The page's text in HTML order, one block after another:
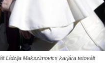
Lídzija Makszimovics karjára tetovált